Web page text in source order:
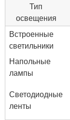
Тип
освещения
Встроенные
светильники
Напольные
лампы
Светодиодные
ленты